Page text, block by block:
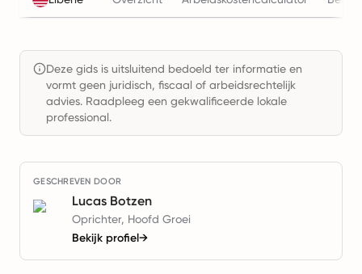
Deze gids is uitsluitend bedoeld ter informatie en
vormt geen juridisch, fiscaal of arbeidsrechtelijk
advies. Raadpleeg een gekwalificeerde lokale
professional.
GESCHREVEN DOOR
Lucas Botzen
Oprichter, Hoofd Groei
Bekijk profiel→